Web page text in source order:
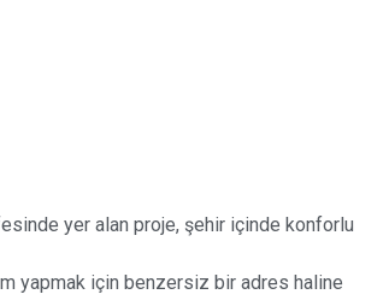
yer alan proje, şehir içinde konforlu
yapmak için benzersiz bir adres haline